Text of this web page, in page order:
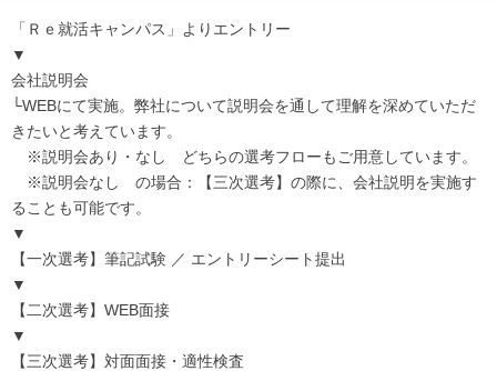
「Ｒｅ就活キャンパス」よりエントリー
▼
会社説明会
└WEBにて実施。弊社について説明会を通して理解を深めていただ
きたいと考えています。
※説明会あり・なし どちらの選考フローもご用意しています。
※説明会なし の場合：【三次選考】の際に、会社説明を実施す
ることも可能です。
▼
【一次選考】筆記試験 ／ エントリーシート提出
▼
【二次選考】WEB面接
▼
【三次選考】対面面接・適性検査